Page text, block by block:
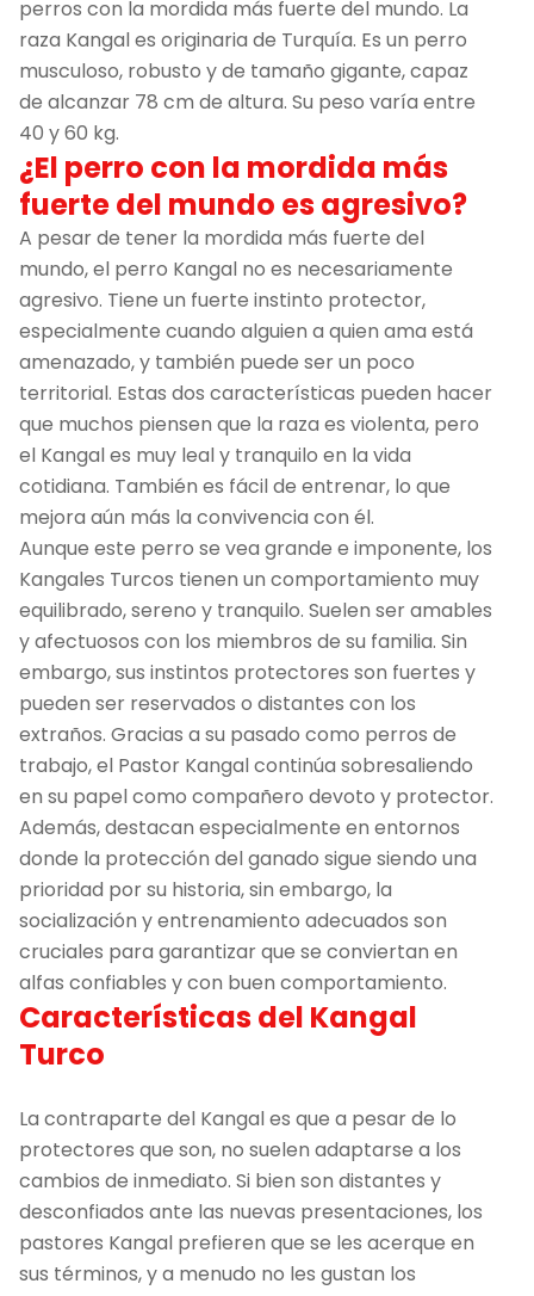
perros con la mordida más fuerte del mundo. La
raza Kangal es originaria de Turquía. Es un perro
musculoso, robusto y de tamaño gigante, capaz
de alcanzar 78 cm de altura. Su peso varía entre
40 y 60 kg.
¿El perro con la mordida más
fuerte del mundo es agresivo?
A pesar de tener la mordida más fuerte del
mundo, el perro Kangal no es necesariamente
agresivo. Tiene un fuerte instinto protector,
especialmente cuando alguien a quien ama está
amenazado, y también puede ser un poco
territorial. Estas dos características pueden hacer
que muchos piensen que la raza es violenta, pero
el Kangal es muy leal y tranquilo en la vida
cotidiana. También es fácil de entrenar, lo que
mejora aún más la convivencia con él.
Aunque este perro se vea grande e imponente, los
Kangales Turcos tienen un comportamiento muy
equilibrado, sereno y tranquilo. Suelen ser amables
y afectuosos con los miembros de su familia. Sin
embargo, sus instintos protectores son fuertes y
pueden ser reservados o distantes con los
extraños. Gracias a su pasado como perros de
trabajo, el Pastor Kangal continúa sobresaliendo
en su papel como compañero devoto y protector.
Además, destacan especialmente en entornos
donde la protección del ganado sigue siendo una
prioridad por su historia, sin embargo, la
socialización y entrenamiento adecuados son
cruciales para garantizar que se conviertan en
alfas confiables y con buen comportamiento.
Características del Kangal
Turco
La contraparte del Kangal es que a pesar de lo
protectores que son, no suelen adaptarse a los
cambios de inmediato. Si bien son distantes y
desconfiados ante las nuevas presentaciones, los
pastores Kangal prefieren que se les acerque en
sus términos, y a menudo no les gustan los